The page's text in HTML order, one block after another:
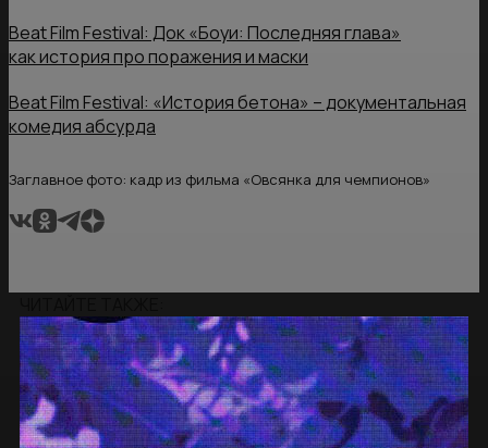
Beat Film Festival: Док «Боуи: Последняя глава»
как история про поражения и маски
Beat Film Festival: «История бетона» – документальная
комедия абсурда
Заглавное фото: кадр из фильма «Овсянка для чемпионов»